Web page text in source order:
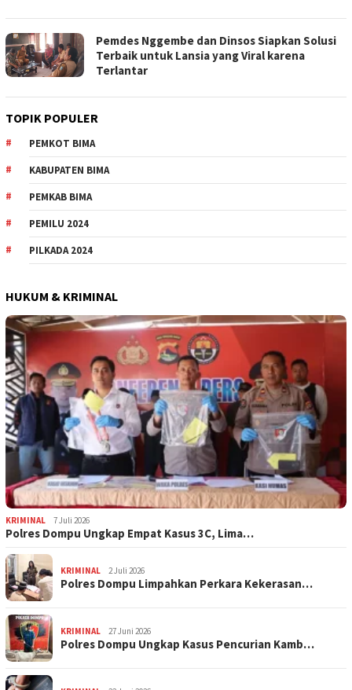
Pemdes Nggembe dan Dinsos Siapkan Solusi
Terbaik untuk Lansia yang Viral karena
Terlantar
TOPIK POPULER
PEMKOT BIMA
KABUPATEN BIMA
PEMKAB BIMA
PEMILU 2024
PILKADA 2024
HUKUM & KRIMINAL
KRIMINAL 7 Juli 2026
Polres Dompu Ungkap Empat Kasus 3C, Lima…
KRIMINAL 2 Juli 2026
Polres Dompu Limpahkan Perkara Kekerasan…
KRIMINAL 27 Juni 2026
Polres Dompu Ungkap Kasus Pencurian Kamb…